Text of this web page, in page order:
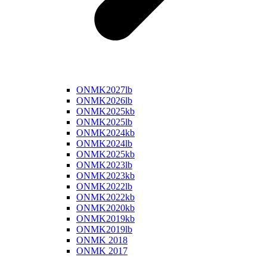
ONMK2027lb
ONMK2026lb
ONMK2025kb
ONMK2025lb
ONMK2024kb
ONMK2024lb
ONMK2025kb
ONMK2023lb
ONMK2023kb
ONMK2022lb
ONMK2022kb
ONMK2020kb
ONMK2019kb
ONMK2019lb
ONMK 2018
ONMK 2017